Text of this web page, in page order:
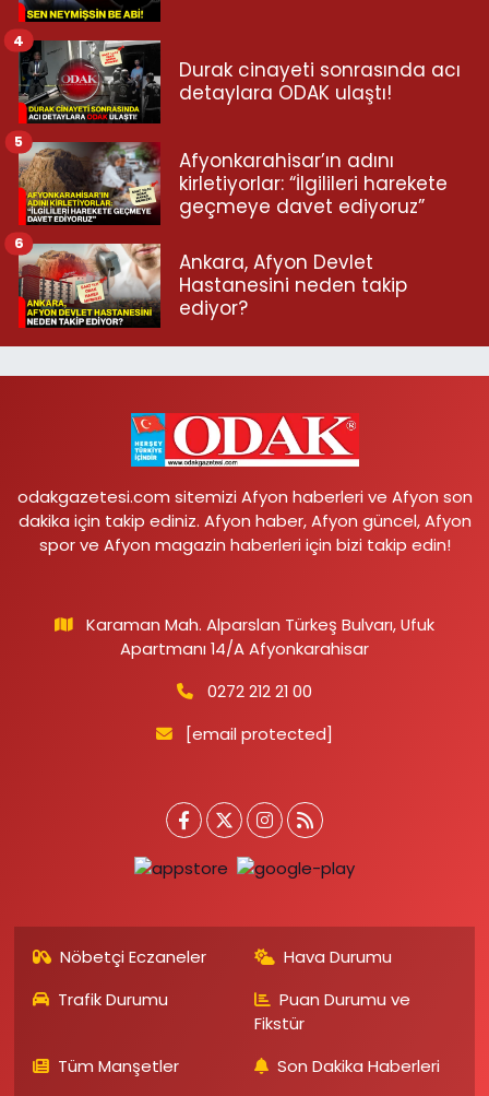
Durak cinayeti sonrasında acı
detaylara ODAK ulaştı!
4
Afyonkarahisar’ın adını
kirletiyorlar: “İlgilileri harekete
geçmeye davet ediyoruz”
5
Ankara, Afyon Devlet
Hastanesini neden takip
ediyor?
6
odakgazetesi.com sitemizi Afyon haberleri ve Afyon son
dakika için takip ediniz. Afyon haber, Afyon güncel, Afyon
spor ve Afyon magazin haberleri için bizi takip edin!
Karaman Mah. Alparslan Türkeş Bulvarı, Ufuk
Apartmanı 14/A Afyonkarahisar
0272 212 21 00
[email protected]
Nöbetçi Eczaneler
Hava Durumu
Trafik Durumu
Puan Durumu ve
Fikstür
Tüm Manşetler
Son Dakika Haberleri